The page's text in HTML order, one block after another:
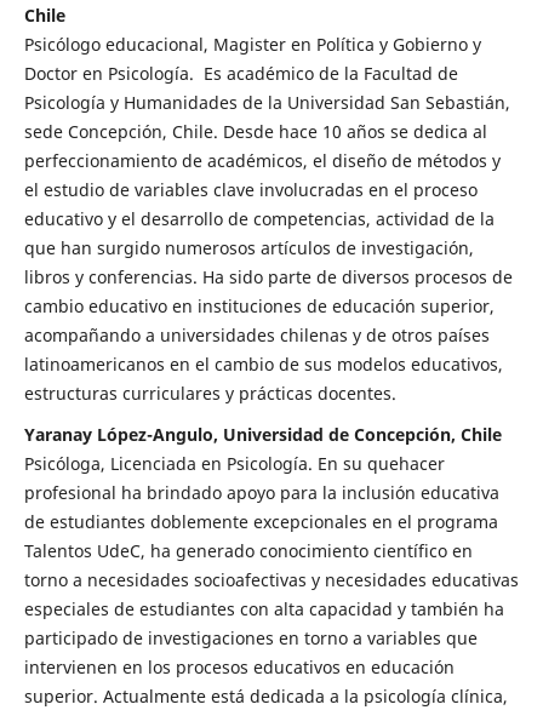
Chile
Psicólogo educacional, Magister en Política y Gobierno y
Doctor en Psicología. Es académico de la Facultad de
Psicología y Humanidades de la Universidad San Sebastián,
sede Concepción, Chile. Desde hace 10 años se dedica al
perfeccionamiento de académicos, el diseño de métodos y
el estudio de variables clave involucradas en el proceso
educativo y el desarrollo de competencias, actividad de la
que han surgido numerosos artículos de investigación,
libros y conferencias. Ha sido parte de diversos procesos de
cambio educativo en instituciones de educación superior,
acompañando a universidades chilenas y de otros países
latinoamericanos en el cambio de sus modelos educativos,
estructuras curriculares y prácticas docentes.
Yaranay López-Angulo, Universidad de Concepción, Chile
Psicóloga, Licenciada en Psicología. En su quehacer
profesional ha brindado apoyo para la inclusión educativa
de estudiantes doblemente excepcionales en el programa
Talentos UdeC, ha generado conocimiento científico en
torno a necesidades socioafectivas y necesidades educativas
especiales de estudiantes con alta capacidad y también ha
participado de investigaciones en torno a variables que
intervienen en los procesos educativos en educación
superior. Actualmente está dedicada a la psicología clínica,